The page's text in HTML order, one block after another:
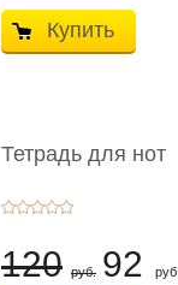
Купить
Тетрадь для нот
120 руб. 92 руб.